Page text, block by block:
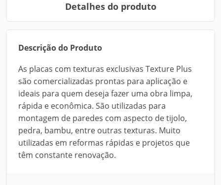
Detalhes do produto
Descrição do Produto
As placas com texturas exclusivas Texture Plus
são comercializadas prontas para aplicação e
ideais para quem deseja fazer uma obra limpa,
rápida e econômica. São utilizadas para
montagem de paredes com aspecto de tijolo,
pedra, bambu, entre outras texturas. Muito
utilizadas em reformas rápidas e projetos que
têm constante renovação.